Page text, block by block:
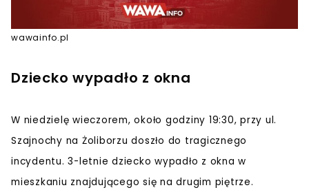
wawainfo.pl
Dziecko wypadło z okna
W niedzielę wieczorem, około godziny 19:30, przy ul.
Szajnochy na Żoliborzu doszło do tragicznego
incydentu. 3-letnie dziecko wypadło z okna w
mieszkaniu znajdującego się na drugim piętrze.